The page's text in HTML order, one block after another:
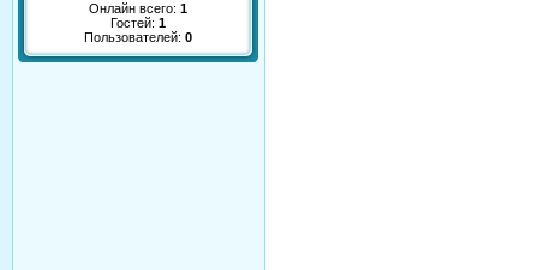
Онлайн всего: 1
Гостей: 1
Пользователей: 0